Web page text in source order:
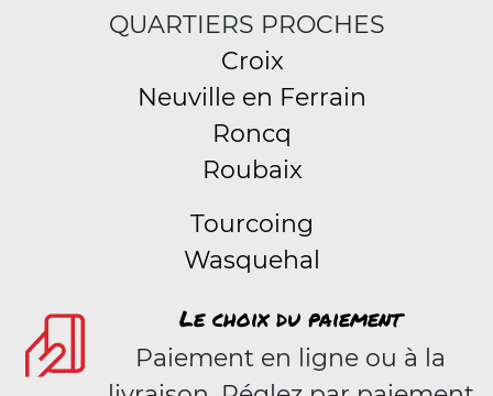
QUARTIERS PROCHES
Croix
Neuville en Ferrain
Roncq
Roubaix
Tourcoing
Wasquehal
Le choix du paiement
Paiement en ligne ou à la